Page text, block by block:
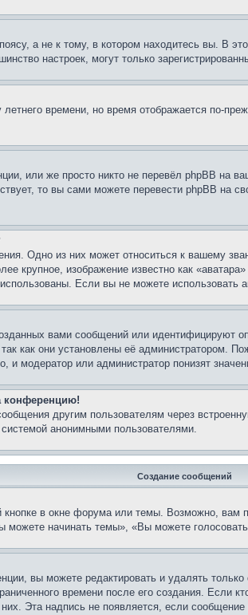
а не к тому, в котором находитесь вы. В
настроек, могут только
времени, но время отображается по-
или же просто никто не перевёл phpBB на
то вы сами можете перевести phpBB
Одно из них может относиться к вашему
крупное, изображение известно как
Если вы не можете
вами сообщений или идентифицируют
как они установлены её администратором.
модератор или администратор понизят
конференцию!
другим пользователям через
анонимными пользователями.
Создание сообщений
в окне форума или темы. Возможно, вам
начинать темы», «Вы можете
вы можете редактировать и удалять
времени после его создания. Если
Эта надпись не появляется, если